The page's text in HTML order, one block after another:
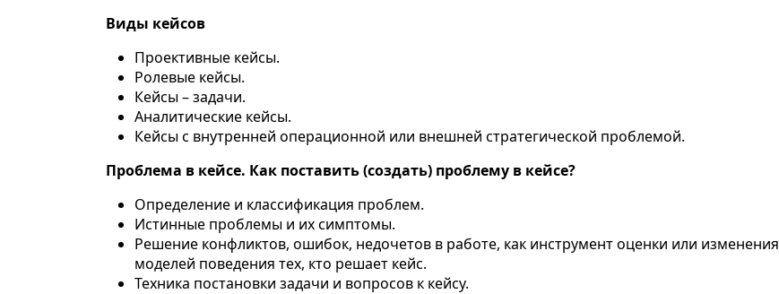
Виды кейсов
Проективные кейсы.
Ролевые кейсы.
Кейсы – задачи.
Аналитические кейсы.
Кейсы с внутренней операционной или внешней стратегической проблемой.
Проблема в кейсе. Как поставить (создать) проблему в кейсе?
Определение и классификация проблем.
Истинные проблемы и их симптомы.
Решение конфликтов, ошибок, недочетов в работе, как инструмент оценки или изменения
моделей поведения тех, кто решает кейс.
Техника постановки задачи и вопросов к кейсу.